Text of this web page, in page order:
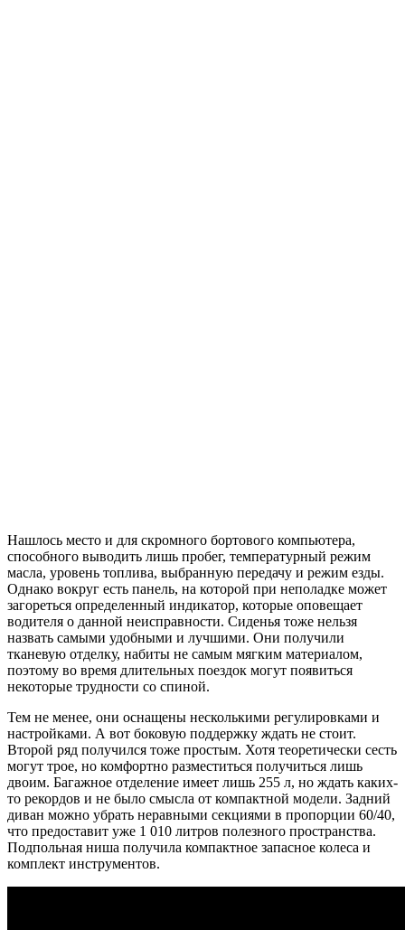
Нашлось место и для скромного бортового компьютера,
способного выводить лишь пробег, температурный режим
масла, уровень топлива, выбранную передачу и режим езды.
Однако вокруг есть панель, на которой при неполадке может
загореться определенный индикатор, которые оповещает
водителя о данной неисправности. Сиденья тоже нельзя
назвать самыми удобными и лучшими. Они получили
тканевую отделку, набиты не самым мягким материалом,
поэтому во время длительных поездок могут появиться
некоторые трудности со спиной.
Тем не менее, они оснащены несколькими регулировками и
настройками. А вот боковую поддержку ждать не стоит.
Второй ряд получился тоже простым. Хотя теоретически сесть
могут трое, но комфортно разместиться получиться лишь
двоим. Багажное отделение имеет лишь 255 л, но ждать каких-
то рекордов и не было смысла от компактной модели. Задний
диван можно убрать неравными секциями в пропорции 60/40,
что предоставит уже 1 010 литров полезного пространства.
Подпольная ниша получила компактное запасное колеса и
комплект инструментов.